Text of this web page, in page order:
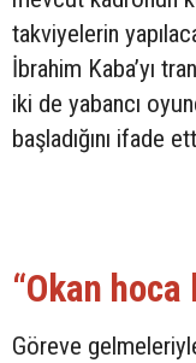
takviyelerin
İbrahim Kaba’yı
iki de yabancı
başladığını ifade
“Okan
Göreve